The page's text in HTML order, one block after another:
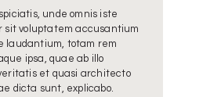
unde omnis iste
sit voluptatem accusantium
laudantium, totam rem
ipsa, quae ab illo
et quasi architecto
dicta sunt, explicabo.